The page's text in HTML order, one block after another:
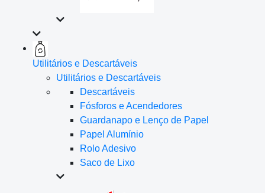
Utilitários e Descartáveis
Utilitários e Descartáveis
Descartáveis
Fósforos e Acendedores
Guardanapo e Lenço de Papel
Papel Alumínio
Rolo Adesivo
Saco de Lixo